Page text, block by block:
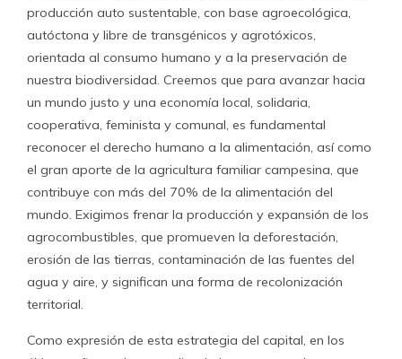
producción auto sustentable, con base agroecológica,
autóctona y libre de transgénicos y agrotóxicos,
orientada al consumo humano y a la preservación de
nuestra biodiversidad. Creemos que para avanzar hacia
un mundo justo y una economía local, solidaria,
cooperativa, feminista y comunal, es fundamental
reconocer el derecho humano a la alimentación, así como
el gran aporte de la agricultura familiar campesina, que
contribuye con más del 70% de la alimentación del
mundo. Exigimos frenar la producción y expansión de los
agrocombustibles, que promueven la deforestación,
erosión de las tierras, contaminación de las fuentes del
agua y aire, y significan una forma de recolonización
territorial.
Como expresión de esta estrategia del capital, en los